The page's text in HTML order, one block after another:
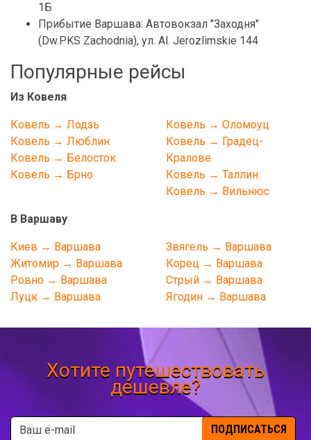
1Б
Прибытие Варшава: Автовокзал "Заходня"
(Dw.PKS Zachodnia), ул. Al. Jerozlimskie 144
Популярные рейсы
Из Ковеля
Ковель → Лодзь
Ковель → Люблин
Ковель → Белосток
Ковель → Брно
Ковель → Оломоуц
Ковель → Градец-
Кралове
Ковель → Таллин
Ковель → Вильнюс
В Варшаву
Киев → Варшава
Житомир → Варшава
Ровно → Варшава
Луцк → Варшава
Звягель → Варшава
Корец → Варшава
Стрый → Варшава
Ягодин → Варшава
Хотите путешествовать
дешевле?
ПОДПИСАТЬСЯ